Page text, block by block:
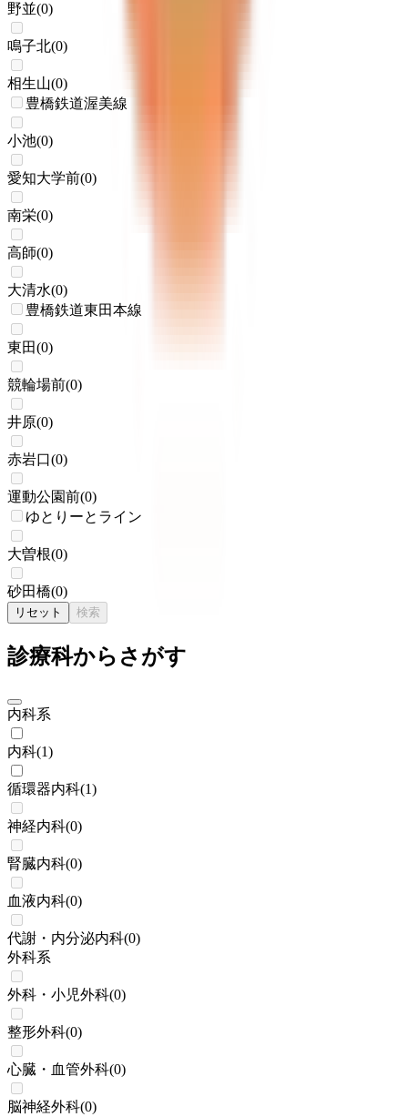
野並(0)
鳴子北(0)
相生山(0)
豊橋鉄道渥美線
小池(0)
愛知大学前(0)
南栄(0)
高師(0)
大清水(0)
豊橋鉄道東田本線
東田(0)
競輪場前(0)
井原(0)
赤岩口(0)
運動公園前(0)
ゆとりーとライン
大曽根(0)
砂田橋(0)
リセット 検索
診療科からさがす
内科系
内科(1)
循環器内科(1)
神経内科(0)
腎臓内科(0)
血液内科(0)
代謝・内分泌内科(0)
外科系
外科・小児外科(0)
整形外科(0)
心臓・血管外科(0)
脳神経外科(0)